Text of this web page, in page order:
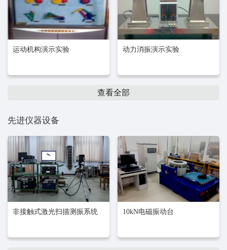
运动机构演示实验 动力消振演示实验
查看全部
先进仪器设备
非接触式激光扫描测振系统 10kN电磁振动台